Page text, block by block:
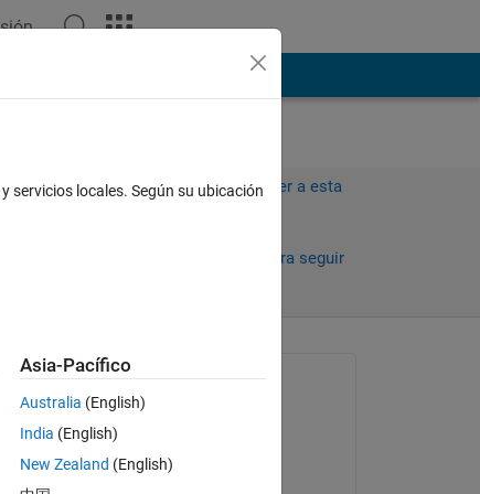
Iniciar sesión para responder a esta
Iniciar sesión para seguir
Saurav Karmakar
el 7 de Jul. de 2020
servicios locales. Según su ubicación
Asia-Pacífico
Australia (English)
India (English)
New Zealand (English)